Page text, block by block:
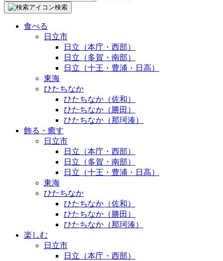
索:
検索
食べる
日立市
日立（本庁・西部）
日立（多賀・南部）
日立（十王・豊浦・日高）
東海
ひたちなか
ひたちなか（佐和）
ひたちなか（勝田）
ひたちなか（那珂湊）
飾る・癒す
日立市
日立（本庁・西部）
日立（多賀・南部）
日立（十王・豊浦・日高）
東海
ひたちなか
ひたちなか（佐和）
ひたちなか（勝田）
ひたちなか（那珂湊）
楽しむ
日立市
日立（本庁・西部）